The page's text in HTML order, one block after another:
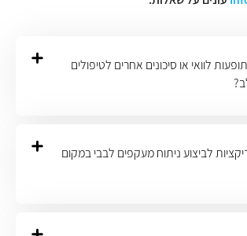
לוואי או סיכונים אחרים לטיפולים
לביצוע ניתוח מעקפים לבבי במקום